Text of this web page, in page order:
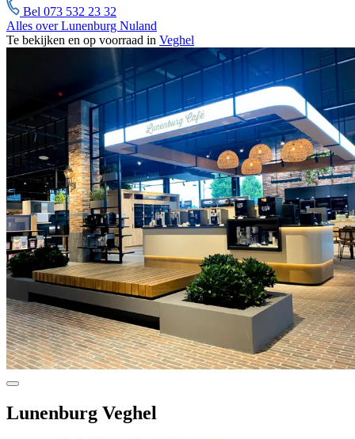
Bel 073 532 23 32
Alles over Lunenburg Nuland
Te bekijken en op voorraad in Veghel
Lunenburg Veghel